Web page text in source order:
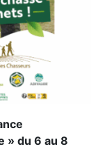
» du 6 au 8